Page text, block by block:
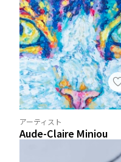
アーティスト
Aude-Claire Miniou